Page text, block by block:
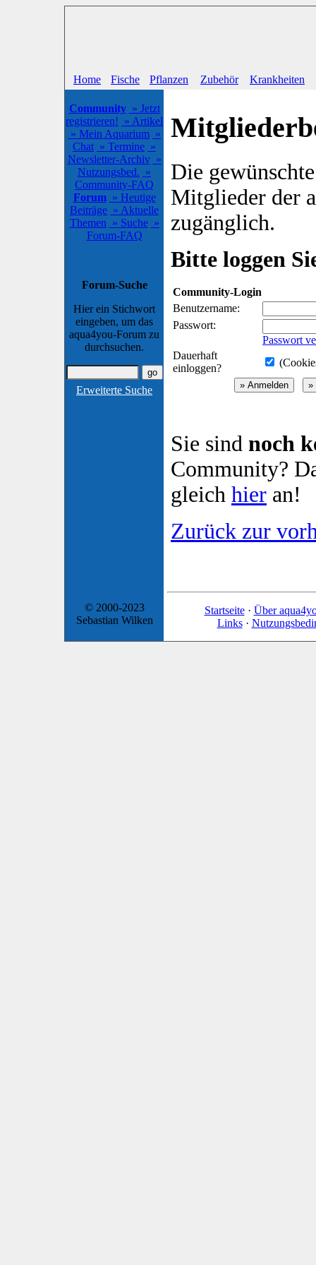
Home Fische Pflanzen Zubehör Krankheiten
Community » Jetzt
registrieren! » Artikel
» Mein Aquarium »
Chat » Termine »
Newsletter-Archiv »
Nutzungsbed. »
Community-FAQ
Forum » Heutige
Beiträge » Aktuelle
Themen » Suche »
Forum-FAQ
Forum-Suche
Hier ein Stichwort
eingeben, um das
aqua4you-Forum zu
durchsuchen.
Erweiterte Suche
Die
Mitglieder der
zugänglich.
Bitte loggen
Community-Login
Benutzername:
Passwort:
Passwort
Dauerhaft
einloggen?
Sie sind noch
Community?
gleich hier an!
Zurück zur
© 2000-2023
Sebastian Wilken
Startseite· Über
Links·